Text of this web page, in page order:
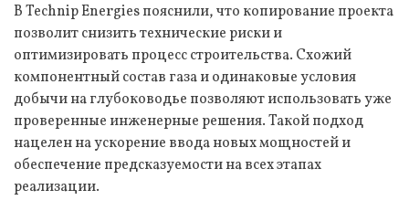
В Technip Energies пояснили, что копирование проекта
позволит снизить технические риски и
оптимизировать процесс строительства. Схожий
компонентный состав газа и одинаковые условия
добычи на глубоководье позволяют использовать уже
проверенные инженерные решения. Такой подход
нацелен на ускорение ввода новых мощностей и
обеспечение предсказуемости на всех этапах
реализации.